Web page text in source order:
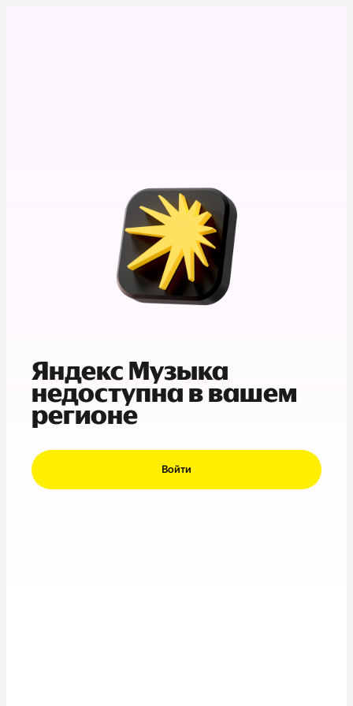
Яндекс Музыка
недоступна в вашем
регионе
Войти